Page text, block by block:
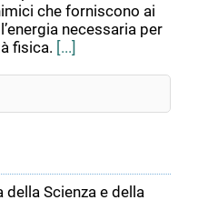
che forniscono ai
necessaria per
fisica. [...]
Scienza e della